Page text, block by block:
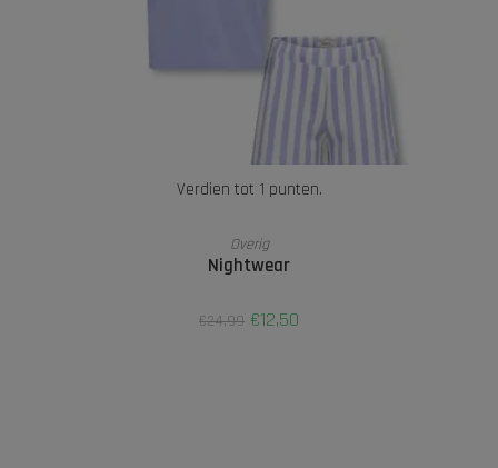
Verdien tot 1 punten.
OPTIES SELECTEREN
Overig
Nightwear
€24,99 €12,50